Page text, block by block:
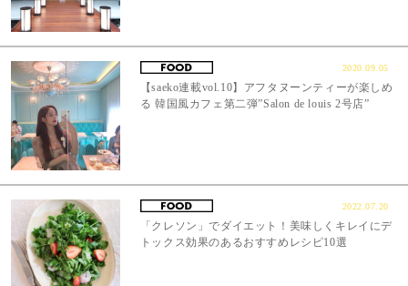
2020.09.05
【saeko連載vol.10】アフタヌーンティーが楽しめ
る 韓国風カフェ第二弾”Salon de louis 2号店”
2022.07.20
「クレソン」でダイエット！美味しくキレイにデ
トックス効果のあるおすすめレシピ10選